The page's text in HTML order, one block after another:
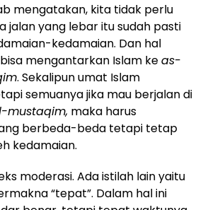
mengatakan, kita tidak perlu
jalan yang lebar itu sudah pasti
kedamaian. Dan hal
mengantarkan Islam keas-
. Sekalipun umat Islam
semuanya jika mau berjalan di
mustaqim, maka harus
berbeda-beda tetapi tetap
kedamaian.
moderasi. Ada istilah lain yaitu
“tepat”. Dalam hal ini